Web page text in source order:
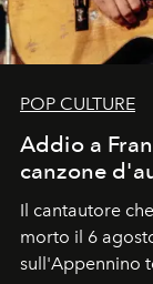
POP CULTURE
Addio a
canzone
Il cantautore
morto il 6
sull'Appennino